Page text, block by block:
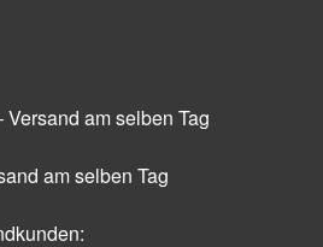
am selben Tag
am selben Tag